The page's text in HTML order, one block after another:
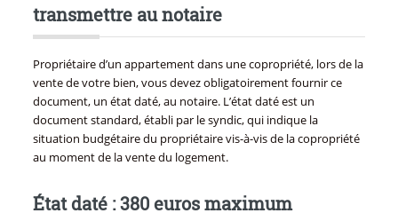
transmettre au notaire
Propriétaire d’un appartement dans une copropriété, lors de la
vente de votre bien, vous devez obligatoirement fournir ce
document, un état daté, au notaire. L’état daté est un
document standard, établi par le syndic, qui indique la
situation budgétaire du propriétaire vis-à-vis de la copropriété
au moment de la vente du logement.
État daté : 380 euros maximum